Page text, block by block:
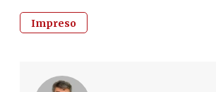
Impreso